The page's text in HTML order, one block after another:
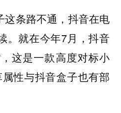
这条路不通，抖音在电
。就在今年7月，抖音
这是一款高度对标小
性与抖音盒子也有部